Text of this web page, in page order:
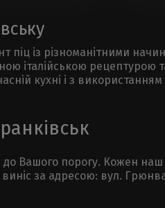
піц із різноманітними
італійською рецептурою
кухні і з використанням
до Вашого порогу. Кожен
за адресою: вул.